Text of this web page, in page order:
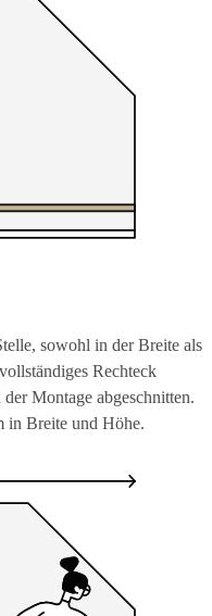
sowohl in der Breite als
Rechteck
Montage abgeschnitten.
in Breite und Höhe.